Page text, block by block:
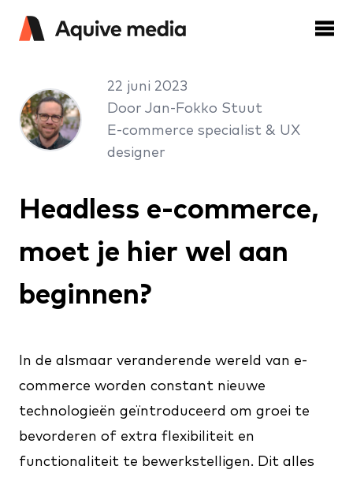
22 juni 2023
Door Jan-Fokko Stuut
E-commerce specialist & UX
designer
Headless e-commerce,
moet je hier wel aan
beginnen?
In de alsmaar veranderende wereld van e-
commerce worden constant nieuwe
technologieën geïntroduceerd om groei te
bevorderen of extra flexibiliteit en
functionaliteit te bewerkstelligen. Dit alles